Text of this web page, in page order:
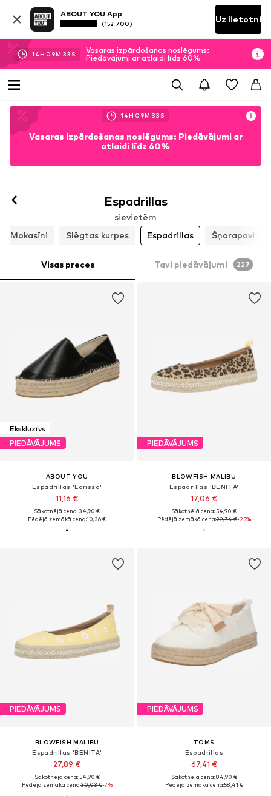
ABOUT YOU App
(152 700) Uz lietotni
14H 09M 32 S
Vasaras izpārdošanas noslēgums:
Piedāvājumi ar atlaidi līdz 60%
14H 09M 32 S
Vasaras izpārdošanas noslēgums: Piedāvājumi ar
atlaidi līdz 60%
Espadrillas
sievietēm
Mokasīni
Slēgtas kurpes Espadrillas Šņorapavi
Visas preces Tavi piedāvājumi 227
Ekskluzīvs
PIEDĀVĀJUMS
ABOUT YOU
Espadrillas 'Larissa'
11,16 €
Sākotnējā cena: 34,90 €
Pēdējā zemākā cena:10,36 €
PIEDĀVĀJUMS
BLOWFISH MALIBU
Espadrillas 'BENITA'
17,06 €
Sākotnējā cena: 54,90 €
Pēdējā zemākā cena:22,74 €-25%
PIEDĀVĀJUMS
BLOWFISH MALIBU
Espadrillas 'BENITA'
27,89 €
Sākotnējā cena: 54,90 €
Pēdējā zemākā cena:30,03 €-7%
PIEDĀVĀJUMS
TOMS
Espadrillas
67,41 €
Sākotnējā cena: 84,90 €
Pēdējā zemākā cena:58,41 €